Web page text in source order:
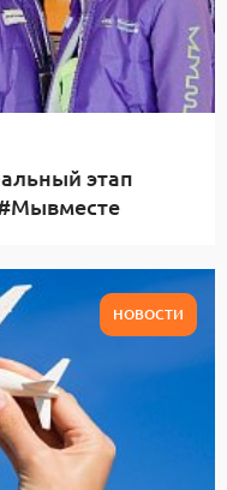
этап
НОВОСТИ